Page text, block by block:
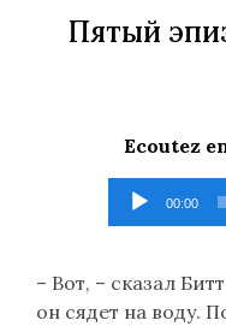
Пятый
Ecoutez
Lecteur00:00
– Вот, – сказал
он сядет на воду.